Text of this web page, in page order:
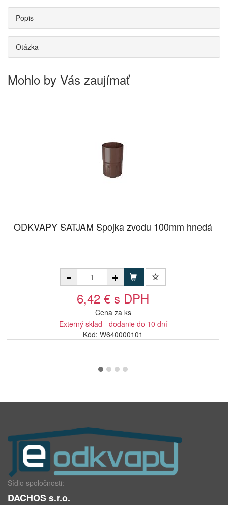
Popis
Otázka
Mohlo by Vás zaujímať
ODKVAPY SATJAM Spojka zvodu 100mm hnedá
6,42 € s DPH
Cena za ks
Externý sklad - dodanie do 10 dní
Kód: W640000101
Sídlo spoločnosti:
DACHOS s.r.o.